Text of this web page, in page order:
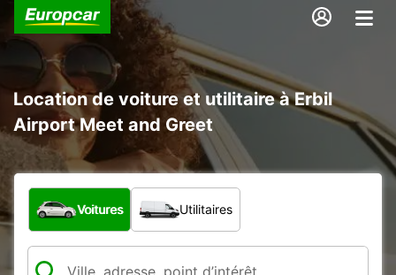
Location de voiture et utilitaire à Erbil
Airport Meet and Greet
Quel type de véhicule ?
Voitures Utilitaires